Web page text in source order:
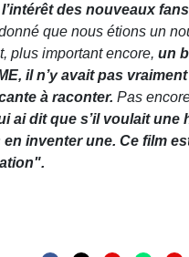
des nouveaux
que nous étions un
plus important encore, un
il n’y avait pas
à raconter. Pas
ai dit que s’il voulait une
inventer une. Ce film